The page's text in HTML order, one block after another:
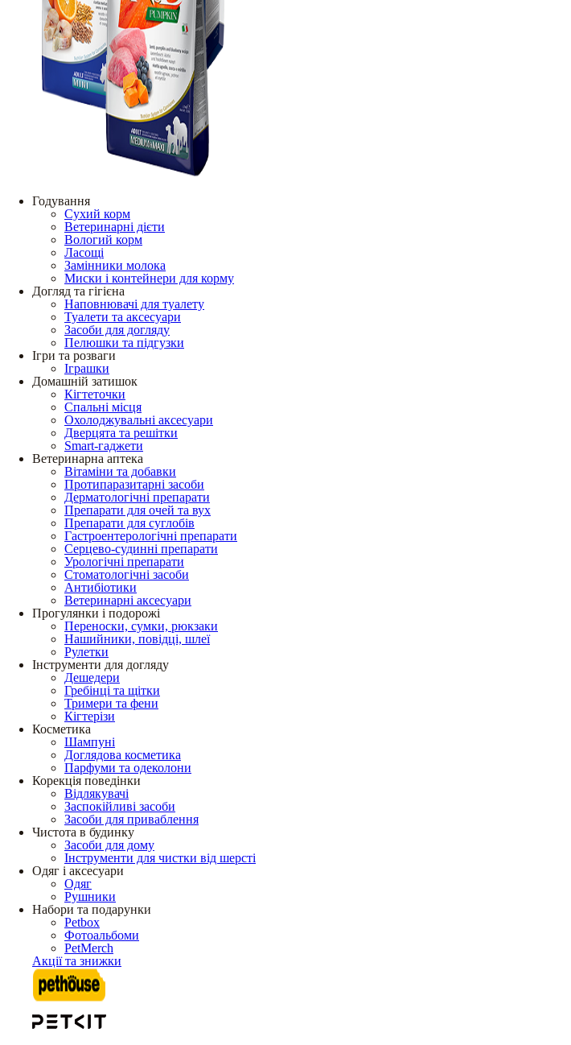
Годування
Сухий корм
Ветеринарні дієти
Вологий корм
Ласощі
Замінники молока
Миски і контейнери для корму
Догляд та гігієна
Наповнювачі для туалету
Туалети та аксесуари
Засоби для догляду
Пелюшки та підгузки
Ігри та розваги
Іграшки
Домашній затишок
Кігтеточки
Спальні місця
Охолоджувальні аксесуари
Дверцята та решітки
Smart-гаджети
Ветеринарна аптека
Вітаміни та добавки
Протипаразитарні засоби
Дерматологічні препарати
Препарати для очей та вух
Препарати для суглобів
Гастроентерологічні препарати
Серцево-судинні препарати
Урологічні препарати
Стоматологічні засоби
Антибіотики
Ветеринарні аксесуари
Прогулянки і подорожі
Переноски, сумки, рюкзаки
Нашийники, повідці, шлеї
Рулетки
Інструменти для догляду
Дешедери
Гребінці та щітки
Тримери та фени
Кігтерізи
Косметика
Шампуні
Доглядова косметика
Парфуми та одеколони
Корекція поведінки
Відлякувачі
Заспокійливі засоби
Засоби для приваблення
Чистота в будинку
Засоби для дому
Інструменти для чистки від шерсті
Одяг і аксесуари
Одяг
Рушники
Набори та подарунки
Petbox
Фотоальбоми
PetMerch
Акції та знижки